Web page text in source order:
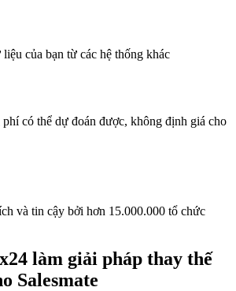
của bạn từ các hệ thống khác
phí có thể dự đoán được, không định giá cho
và tin cậy bởi hơn 15.000.000 tổ chức
làm giải pháp thay thế
Salesmate